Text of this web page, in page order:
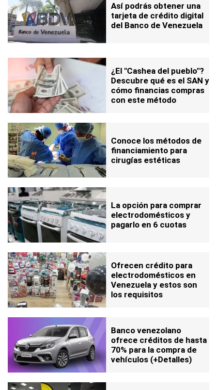
Así podrás obtener una
tarjeta de crédito digital
del Banco de Venezuela
¿El "Cashea del pueblo"?
Descubre qué es el SAN y
cómo financias compras
con este método
Conoce los métodos de
financiamiento para
cirugías estéticas
La opción para comprar
electrodomésticos y
pagarlo en 6 cuotas
Ofrecen crédito para
electrodomésticos en
Venezuela y estos son
los requisitos
Banco venezolano
ofrece créditos de hasta
70% para la compra de
vehículos (+Detalles)